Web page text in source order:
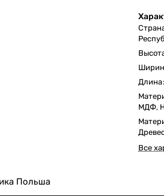
Длина:
МДФ,
Все
Польша